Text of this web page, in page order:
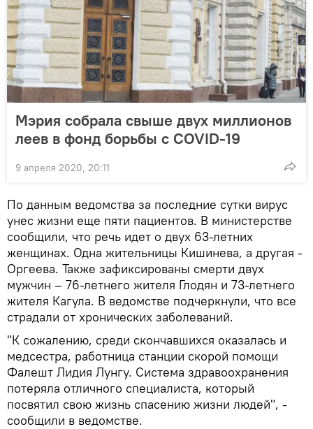
Мэрия собрала свыше двух миллионов
леев в фонд борьбы с COVID-19
9 апреля 2020, 20:11
По данным ведомства за последние сутки вирус
унес жизни еще пяти пациентов. В министерстве
сообщили, что речь идет о двух 63-летних
женщинах. Одна жительницы Кишинева, а другая -
Оргеева. Также зафиксированы смерти двух
мужчин – 76-летнего жителя Глодян и 73-летнего
жителя Кагула. В ведомстве подчеркнули, что все
страдали от хронических заболеваний.
"К сожалению, среди скончавшихся оказалась и
медсестра, работница станции скорой помощи
Фалешт Лидия Лунгу. Система здравоохранения
потеряла отличного специалиста, который
посвятил свою жизнь спасению жизни людей", -
сообщили в ведомстве.